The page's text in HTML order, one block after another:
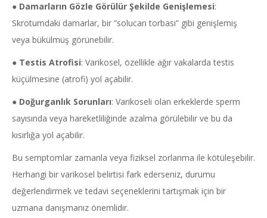
● Damarların Gözle Görülür Şekilde Genişlemesi:
Skrotumdaki damarlar, bir “solucan torbası” gibi genişlemiş
veya bükülmüş görünebilir.
● Testis Atrofisi: Varikosel, özellikle ağır vakalarda testis
küçülmesine (atrofi) yol açabilir.
● Doğurganlık Sorunları: Varikoseli olan erkeklerde sperm
sayısında veya hareketliliğinde azalma görülebilir ve bu da
kısırlığa yol açabilir.
Bu semptomlar zamanla veya fiziksel zorlanma ile kötüleşebilir.
Herhangi bir varikosel belirtisi fark ederseniz, durumu
değerlendirmek ve tedavi seçeneklerini tartışmak için bir
uzmana danışmanız önemlidir.